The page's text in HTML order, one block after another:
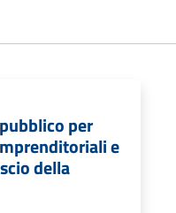
per
e
della